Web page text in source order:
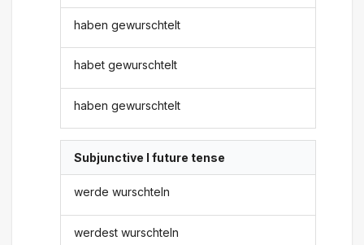
haben gewurschtelt
habet gewurschtelt
haben gewurschtelt
Subjunctive I future tense
werde wurschteln
werdest wurschteln